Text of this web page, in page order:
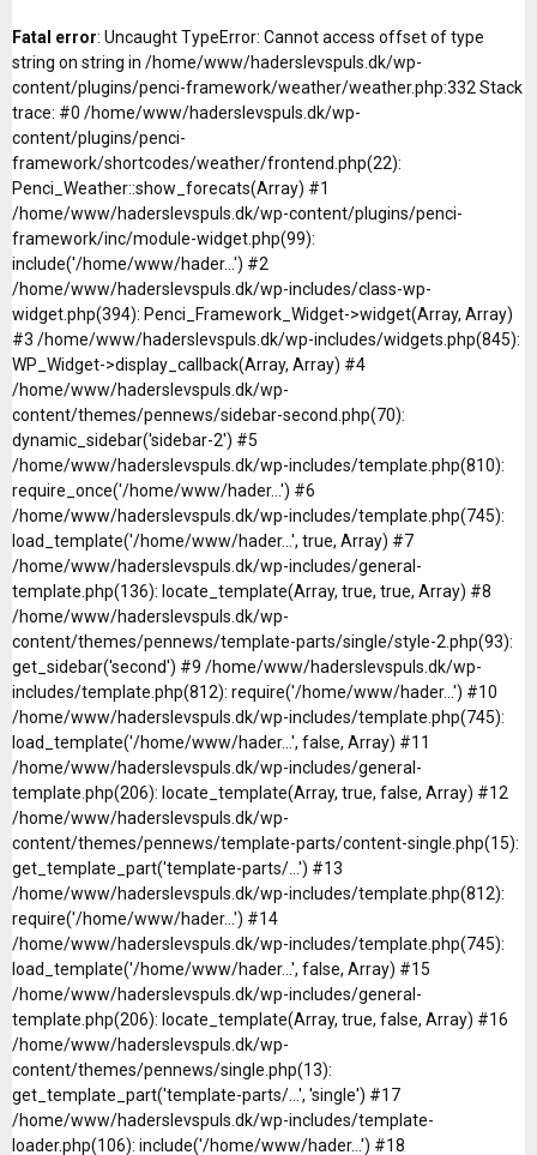
Fatal error: Uncaught TypeError: Cannot access offset of type
string on string in /home/www/haderslevspuls.dk/wp-
content/plugins/penci-framework/weather/weather.php:332 Stack
trace: #0 /home/www/haderslevspuls.dk/wp-
content/plugins/penci-
framework/shortcodes/weather/frontend.php(22):
Penci_Weather::show_forecats(Array) #1
/home/www/haderslevspuls.dk/wp-content/plugins/penci-
framework/inc/module-widget.php(99):
include('/home/www/hader...') #2
/home/www/haderslevspuls.dk/wp-includes/class-wp-
widget.php(394): Penci_Framework_Widget->widget(Array, Array)
#3 /home/www/haderslevspuls.dk/wp-includes/widgets.php(845):
WP_Widget->display_callback(Array, Array) #4
/home/www/haderslevspuls.dk/wp-
content/themes/pennews/sidebar-second.php(70):
dynamic_sidebar('sidebar-2') #5
/home/www/haderslevspuls.dk/wp-includes/template.php(810):
require_once('/home/www/hader...') #6
/home/www/haderslevspuls.dk/wp-includes/template.php(745):
load_template('/home/www/hader...', true, Array) #7
/home/www/haderslevspuls.dk/wp-includes/general-
template.php(136): locate_template(Array, true, true, Array) #8
/home/www/haderslevspuls.dk/wp-
content/themes/pennews/template-parts/single/style-2.php(93):
get_sidebar('second') #9 /home/www/haderslevspuls.dk/wp-
includes/template.php(812): require('/home/www/hader...') #10
/home/www/haderslevspuls.dk/wp-includes/template.php(745):
load_template('/home/www/hader...', false, Array) #11
/home/www/haderslevspuls.dk/wp-includes/general-
template.php(206): locate_template(Array, true, false, Array) #12
/home/www/haderslevspuls.dk/wp-
content/themes/pennews/template-parts/content-single.php(15):
get_template_part('template-parts/...') #13
/home/www/haderslevspuls.dk/wp-includes/template.php(812):
require('/home/www/hader...') #14
/home/www/haderslevspuls.dk/wp-includes/template.php(745):
load_template('/home/www/hader...', false, Array) #15
/home/www/haderslevspuls.dk/wp-includes/general-
template.php(206): locate_template(Array, true, false, Array) #16
/home/www/haderslevspuls.dk/wp-
content/themes/pennews/single.php(13):
get_template_part('template-parts/...', 'single') #17
/home/www/haderslevspuls.dk/wp-includes/template-
loader.php(106): include('/home/www/hader...') #18